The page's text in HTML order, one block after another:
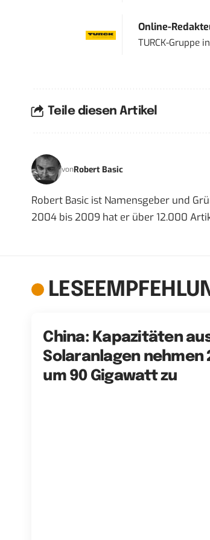
Online-
TURCK-Gruppein
Teile diesen Artikel
vonRobert Basic
Robert Basic ist Namensgeber und
2004 bis 2009 hat er über 12.000
China: Kapazitäten
Solaranlagen nehmen
um 90 Gigawatt zu